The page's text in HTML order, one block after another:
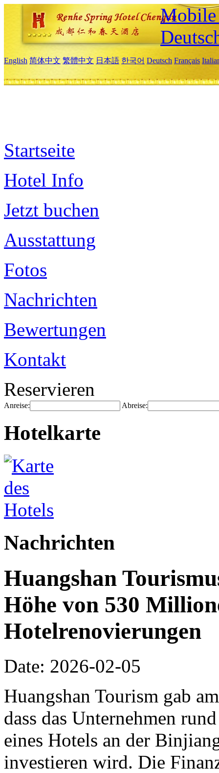
Mobile
English 简体中文 繁體中文 日本語 한국어 Deutsch Français
Startseite
Hotel Info
Jetzt buchen
Ausstattung
Fotos
Nachrichten
Bewertungen
Kontakt
Reservieren
Anreise: Abreise:
Hotelkarte
Nachrichten
Huangshan
Höhe von 530
Hotelrenovierungen
Date: 2026-02-05
Huangshan Tourism gab
dass das Unternehmen
eines Hotels an der
investieren wird. Die